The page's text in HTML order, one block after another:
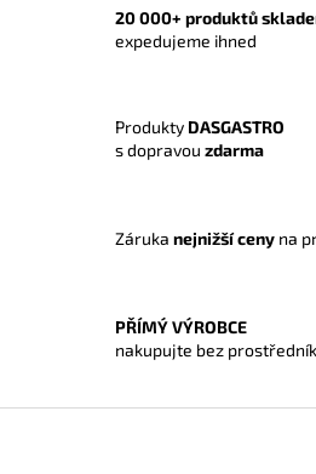
á
p
v
s
u
20 000+ produktů
expedujeme ihned
Produkty DASGASTRO
s dopravou zdarma
Záruka nejnižší ceny na
PŘÍMÝ VÝROBCE
nakupujte bez
Z